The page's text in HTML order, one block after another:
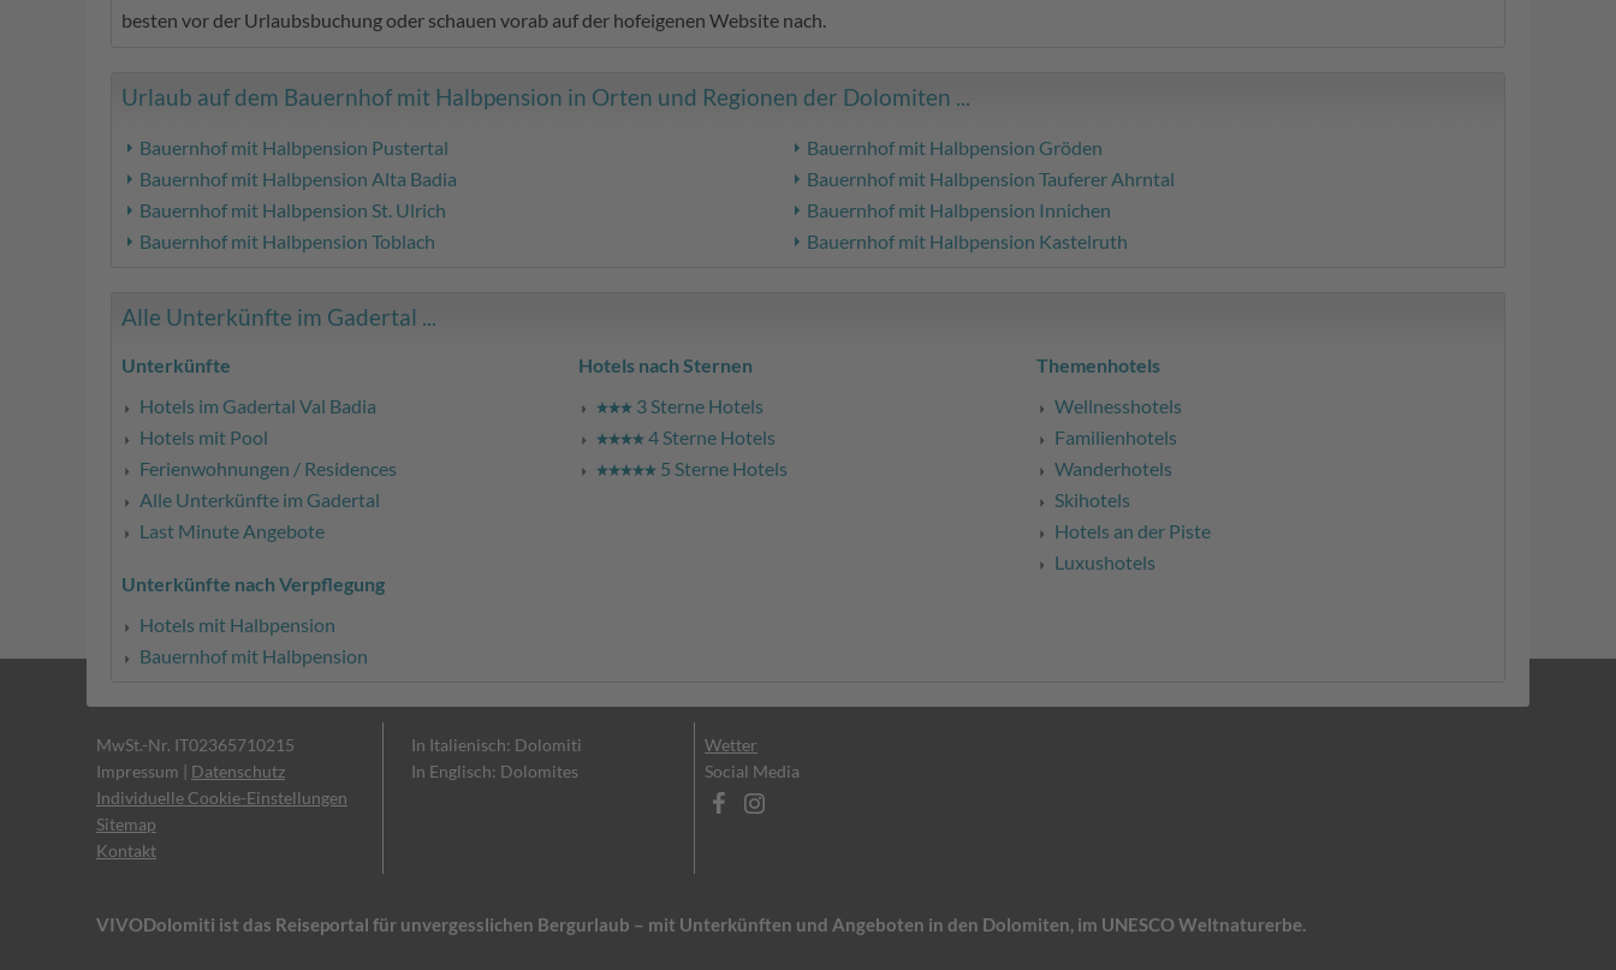
besten vor der Urlaubsbuchung oder schauen vorab auf der hofeigenen Website nach.
Urlaub auf dem Bauernhof mit Halbpension in Orten und Regionen der Dolomiten ...
Bauernhof mit Halbpension Pustertal
Bauernhof mit Halbpension Gröden
Bauernhof mit Halbpension Alta Badia
Bauernhof mit Halbpension Tauferer Ahrntal
Bauernhof mit Halbpension St. Ulrich
Bauernhof mit Halbpension Innichen
Bauernhof mit Halbpension Toblach
Bauernhof mit Halbpension Kastelruth
Alle Unterkünfte im Gadertal ...
Unterkünfte
Hotels im Gadertal Val Badia
Hotels mit Pool
Ferienwohnungen / Residences
Alle Unterkünfte im Gadertal
Last Minute Angebote
Unterkünfte nach Verpflegung
Hotels mit Halbpension
Bauernhof mit Halbpension
Hotels nach Sternen
3 Sterne Hotels
4 Sterne Hotels
5 Sterne Hotels
Themenhotels
Wellnesshotels
Familienhotels
Wanderhotels
Skihotels
Hotels an der Piste
Luxushotels
MwSt.-Nr. IT02365710215
Impressum | Datenschutz
Individuelle Cookie-Einstellungen
Sitemap
Kontakt
In Italienisch: Dolomiti
In Englisch: Dolomites
Wetter
Social Media
VIVODolomiti ist das Reiseportal für unvergesslichen Bergurlaub – mit Unterkünften und Angeboten in den Dolomiten, im UNESCO Weltnaturerbe.